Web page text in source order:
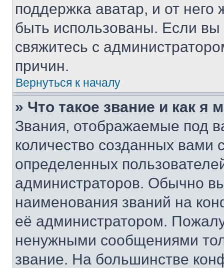
поддержка аватар, и от него
быть использованы. Если
свяжитесь с
причин.
Вернуться к началу
» Что такое звание и как я
Звания, отображаемые под
количество созданных
определенных
администраторов. Обычно
наименования званий на
её администратором.
ненужными сообщениями
звание. На большинстве